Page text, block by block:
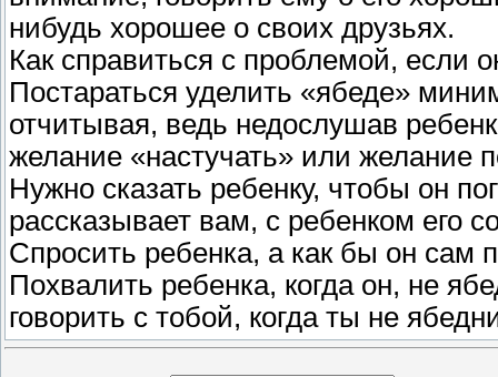
нибудь хорошее о своих друзьях.
Как справиться с проблемой, если
Постараться уделить «ябеде»
отчитывая, ведь недослушав
желание «настучать» или желание
Нужно сказать ребенку, чтобы он
рассказывает вам, с ребенком его
Спросить ребенка, а как бы он сам
Похвалить ребенка, когда он, не
говорить с тобой, когда ты не